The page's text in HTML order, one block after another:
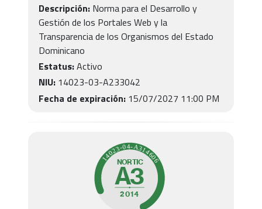
Descripción: Norma para el Desarrollo y
Gestión de los Portales Web y la
Transparencia de los Organismos del Estado
Dominicano
Estatus:Activo
NIU: 14023-03-A233042
Fecha de expiración: 15/07/2027 11:00 PM